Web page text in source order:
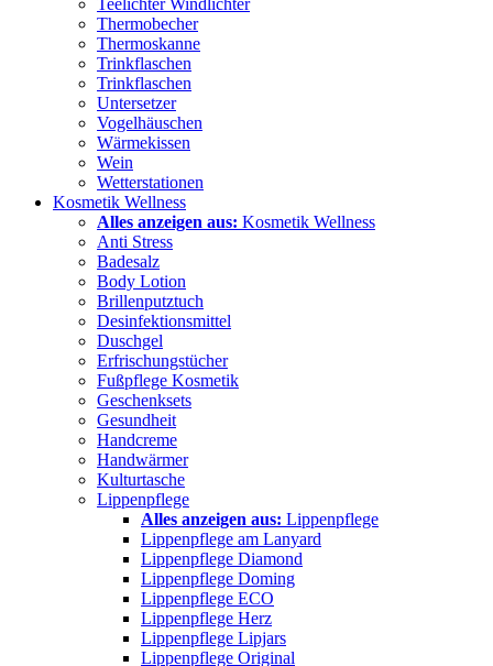
Teelichter Windlichter
Thermobecher
Thermoskanne
Trinkflaschen
Trinkflaschen
Untersetzer
Vogelhäuschen
Wärmekissen
Wein
Wetterstationen
Kosmetik Wellness
Alles anzeigen aus: Kosmetik Wellness
Anti Stress
Badesalz
Body Lotion
Brillenputztuch
Desinfektionsmittel
Duschgel
Erfrischungstücher
Fußpflege Kosmetik
Geschenksets
Gesundheit
Handcreme
Handwärmer
Kulturtasche
Lippenpflege
Alles anzeigen aus: Lippenpflege
Lippenpflege am Lanyard
Lippenpflege Diamond
Lippenpflege Doming
Lippenpflege ECO
Lippenpflege Herz
Lippenpflege Lipjars
Lippenpflege Original